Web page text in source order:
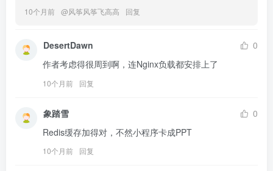
10个月前 @风筝风筝飞高高 回复
DesertDawn
0
作者考虑得很周到啊，连Nginx负载都安排上了
10个月前 回复
象踏雪
0
Redis缓存加得对，不然小程序卡成PPT
10个月前 回复